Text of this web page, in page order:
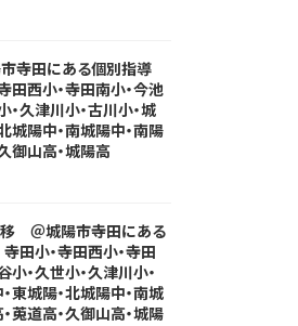
寺田にある個別指導
西小・寺田南小・今池
・久津川小・古川小・城
城陽中・南城陽中・南陽
御山高・城陽高
移 ＠城陽市寺田にある
小・寺田西小・寺田
小・久世小・久津川小・
東城陽・北城陽中・南城
莵道高・久御山高・城陽